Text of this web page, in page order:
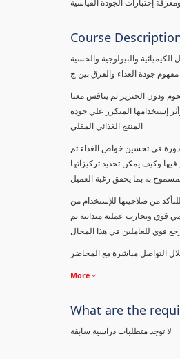
إختبارات الجودة القياسية
Course
في مجال جودة الأغذية والتحاليل الكيميائية والبيولوجية والحسية
جودة الغذاء والفرق بين ج
ودون الخنزير ثم يناقش معنا
إستخدامها المتكرر علي جودة
المنتج الغذائي المقلي
دورة في تحسين خواص الغذاء ثم
فيها وكيف يمكن تحديد تركيزاتها
به بما يحقق رغبة العميل
من صلاحيتها للإستخدام من
من خلال أساس علمي قوي وتجارب عملية ميدانية تم
قوي للعاملين في هذا المجال
التواصل مباشرة مع المحاضر
More
What are the
لا توجد متطلبات دراسية سابقة